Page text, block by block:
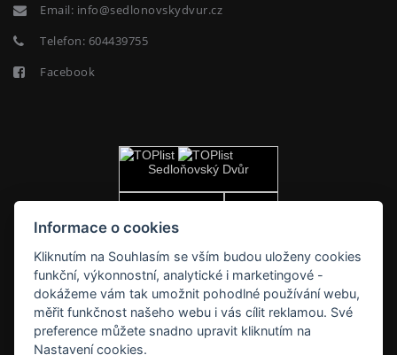
Email: info@sedlonovskydvur.cz
Telefon: 604439755
Facebook
Informace o cookies
Kliknutím na Souhlasím se vším budou uloženy cookies
funkční, výkonnostní, analytické i marketingové -
dokážeme vám tak umožnit pohodlné používání webu,
měřit funkčnost našeho webu i vás cílit reklamou. Své
preference můžete snadno upravit kliknutím na
Nastavení cookies.